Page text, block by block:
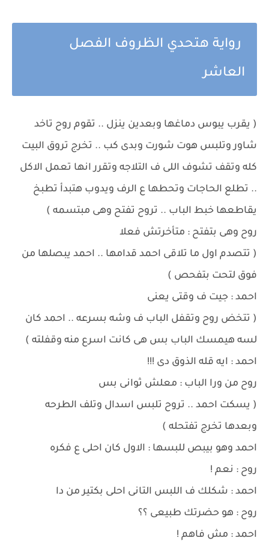
رواية هتحدي الظروف الفصل
العاشر
( يقرب يبوس دماغها وبعدين ينزل .. تقوم روح تاخد
شاور وتلبس هوت شورت وبدى كب .. تخرج تروق البيت
كله وتقف تشوف اللى ف التلاجه وتقرر انها تعمل الاكل
.. تطلع الحاجات وتحطها ع الرف ويدوب هتبدأ تطبخ
يقاطعها خبط الباب .. تروح تفتح وهى مبتسمه )
روح وهى بتفتح : متأخرتش فعلا
( تتصدم اول ما تلاقى احمد قدامها .. احمد يبصلها من
فوق لتحت بتفحص )
احمد : جيت ف وقتى يعنى
( تتخض روح وتقفل الباب ف وشه بسرعه .. احمد كان
لسه هيمسك الباب بس هى كانت اسرع منه وقفلته )
احمد : ايه قله الذوق دى !!!
روح من ورا الباب : معلش ثوانى بس
( يسكت احمد .. تروح تلبس اسدال وتلف الطرحه
وبعدها تخرج تفتحله )
احمد وهو بيبص للبسها : الاول كان احلى ع فكره
روح : نعم !
احمد : شكلك ف اللبس التانى احلى بكتير من دا
روح : هو حضرتك طبيعى ؟؟
احمد : مش فاهم !